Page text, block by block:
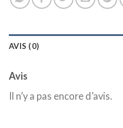
AVIS (0)
Avis
Il n’y a pas encore d’avis.